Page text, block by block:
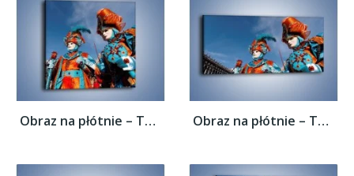
Obraz na płótnie – Tajemnicze postacie w... Obraz na płótnie – Tajemnicze postacie w...